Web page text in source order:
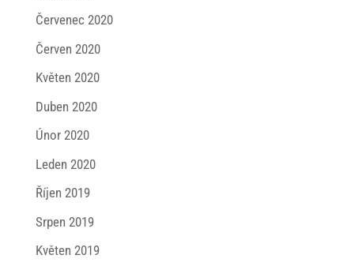
Červenec 2020
Červen 2020
Květen 2020
Duben 2020
Únor 2020
Leden 2020
Říjen 2019
Srpen 2019
Květen 2019